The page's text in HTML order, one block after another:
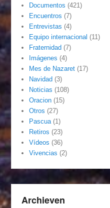
Documentos (421)
Encuentros (7)
Entrevistas (4)
Equipo internacional (11)
Fraternidad (7)
Imágenes (4)
Mes de Nazaret (17)
Navidad (3)
Noticias (108)
Oracion (15)
Otros (27)
Pascua (1)
Retiros (23)
Vídeos (36)
Vivencias (2)
Archieven